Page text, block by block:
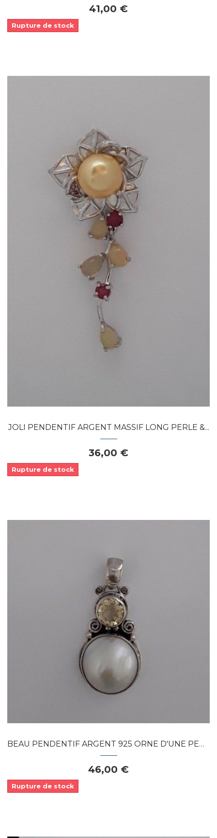
41,00 €
Rupture de stock
Dans mon panier
APERÇU RAPIDE
JOLI PENDENTIF ARGENT MASSIF LONG PERLE &...
36,00 €
Rupture de stock
Dans mon panier
APERÇU RAPIDE
BEAU PENDENTIF ARGENT 925 ORNE D'UNE PERLE...
46,00 €
Rupture de stock